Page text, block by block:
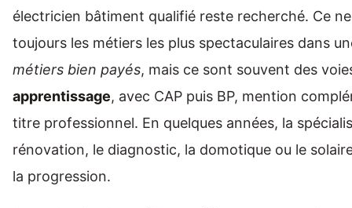
électricien bâtiment qualifié reste recherché. Ce
toujours les métiers les plus spectaculaires dans
métiers bien payés, mais ce sont souvent des
apprentissage, avec CAP puis BP, mention
titre professionnel. En quelques années, la
rénovation, le diagnostic, la domotique ou le
la progression.